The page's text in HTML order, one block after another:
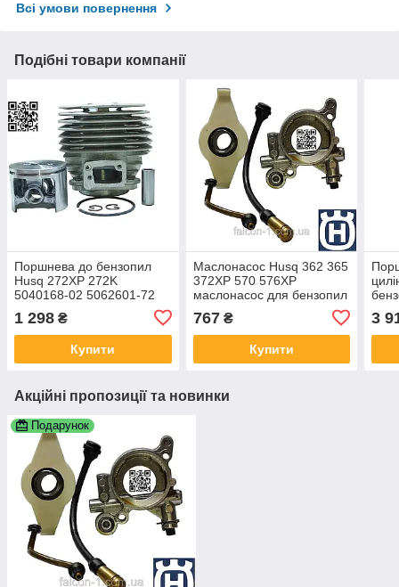
Всі умови повернення
Подібні товари компанії
Поршнева до бензопил
Husq 272XP 272K
5040168-02 5062601-72
поршнем на мотопилу
1 298 ₴
Купити
Маслонасос Husq 362 365
372XP 570 576XP
маслонасос для бензопил
5372078-05 5034267-01
5035215-01
767₴
Купити
44
3
Акційні пропозиції та новинки
Подарунок